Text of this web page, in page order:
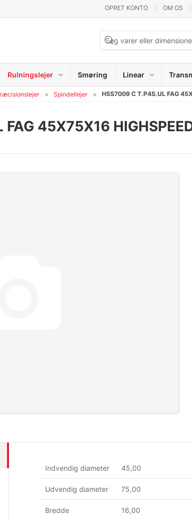
OPRET KONTO OM OS
Rulningslejer Smøring Linear
Spindellejer HSS7009 C T.P4S.UL FAG
45X75X16
Indvendig diameter
45,00
Udvendig diameter 75,00
Bredde 16,00